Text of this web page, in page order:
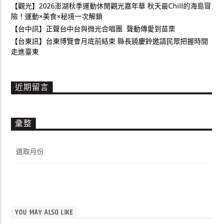
【觀光】2026澎湖秋季運動休閒觀光嘉年華 秋天最Chill的海島冒
險！運動×美食×秘境一次解鎖
【台中訊】正聲台中台與微光合唱團 聲動傳愛到苗栗
【台東訊】台東博覽會月底前結束 縣長饒慶鈴邀請民眾把握時間
走進臺東
近期留言
彙整
整
YOU MAY ALSO LIKE